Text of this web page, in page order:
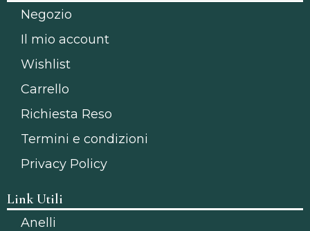
Negozio
Il mio account
Wishlist
Carrello
Richiesta Reso
Termini e condizioni
Privacy Policy
Link Utili
Anelli